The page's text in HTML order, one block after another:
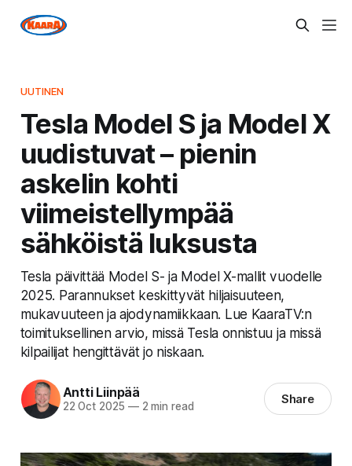
UUTINEN
Tesla Model S ja Model X
uudistuvat – pienin
askelin kohti
viimeistellympää
sähköistä luksusta
Tesla päivittää Model S- ja Model X-mallit vuodelle
2025. Parannukset keskittyvät hiljaisuuteen,
mukavuuteen ja ajodynamiikkaan. Lue KaaraTV:n
toimituksellinen arvio, missä Tesla onnistuu ja missä
kilpailijat hengittävät jo niskaan.
Antti Liinpää
22 Oct 2025 —2 min read Share